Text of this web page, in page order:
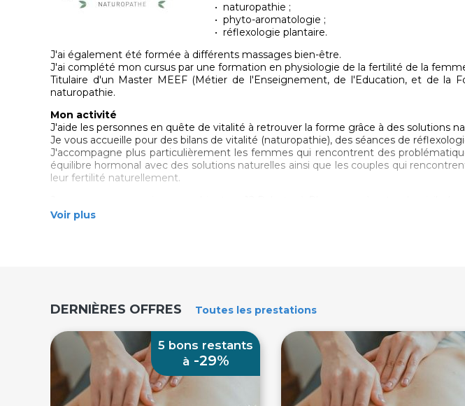
• naturopathie ;
• phyto-aromatologie ;
• réflexologie plantaire.
J'ai également été formée à différents massages bien-être.
J'ai complété mon cursus par une formation en physiologie de la fertilité de la
Titulaire d'un Master MEEF (Métier de l'Enseignement, de l'Education, et de la
naturopathie.
Mon activité
J'aide les personnes en quête de vitalité à retrouver la forme grâce à des solutions
Je vous accueille pour des bilans de vitalité (naturopathie), des séances de
J'accompagne plus particulièrement les femmes qui rencontrent des
équilibre hormonal avec des solutions naturelles ainsi que les couples qui
leur fertilité naturellement.
de Vannes.
Voir plus
DERNIÈRES OFFRES Toutes les prestations
5 bons restants
à -29%